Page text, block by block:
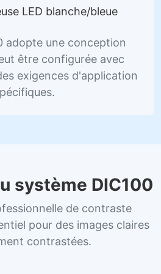
LED blanche/bleue
adopte une conception
être configurée avec
exigences d'application
système DIC100
de contraste
pour des images claires
contrastées.